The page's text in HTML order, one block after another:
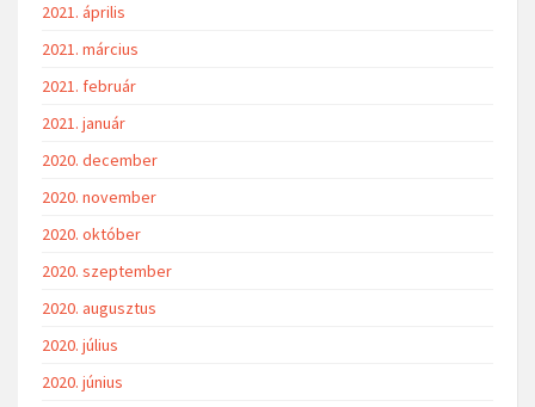
2021. április
2021. március
2021. február
2021. január
2020. december
2020. november
2020. október
2020. szeptember
2020. augusztus
2020. július
2020. június